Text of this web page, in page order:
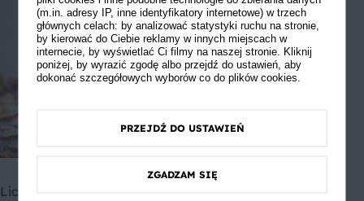
Liczne są również zawarte w kompocie składniki
(m.in. adresy IP, inne identyfikatory internetowe) w trzech
głównych celach: by analizować statystyki ruchu na stronie,
by kierować do Ciebie reklamy w innych miejscach w
internecie, by wyświetlać Ci filmy na naszej stronie. Kliknij
poniżej, by wyrazić zgodę albo przejdź do ustawień, aby
dokonać szczegółowych wyborów co do plików cookies.
PRZEJDŹ DO USTAWIEŃ
ZGADZAM SIĘ